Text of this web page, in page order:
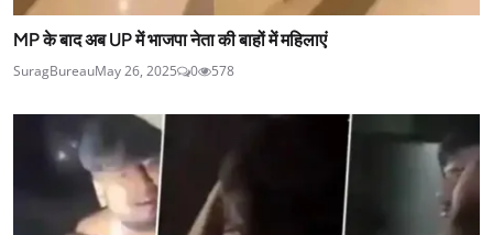
MP के बाद अब UP में भाजपा नेता की बाहों में महिलाएं
SuragBureauMay 26, 2025 0 578